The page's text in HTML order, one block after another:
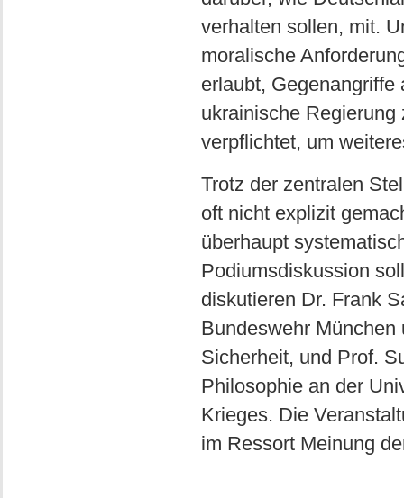
verhalten sollen, mit.
moralische
erlaubt,
ukrainische
verpflichtet, um
Trotz der zentralen
oft nicht explizit
überhaupt
Podiumsdiskussion
diskutieren Dr. Frank
Bundeswehr
Sicherheit, und Prof.
Philosophie an der
Krieges. Die
im Ressort Meinung